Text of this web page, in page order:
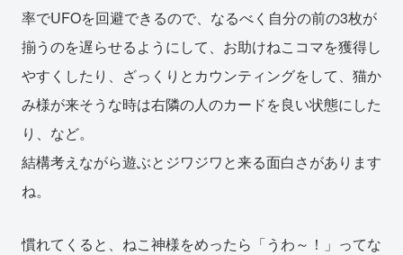
率でUFOを回避できるので、なるべく自分の前の3枚が
揃うのを遅らせるようにして、お助けねこコマを獲得し
やすくしたり、ざっくりとカウンティングをして、猫か
み様が来そうな時は右隣の人のカードを良い状態にした
り、など。
結構考えながら遊ぶとジワジワと来る面白さがあります
ね。
慣れてくると、ねこ神様をめったら「うわ～！」ってな